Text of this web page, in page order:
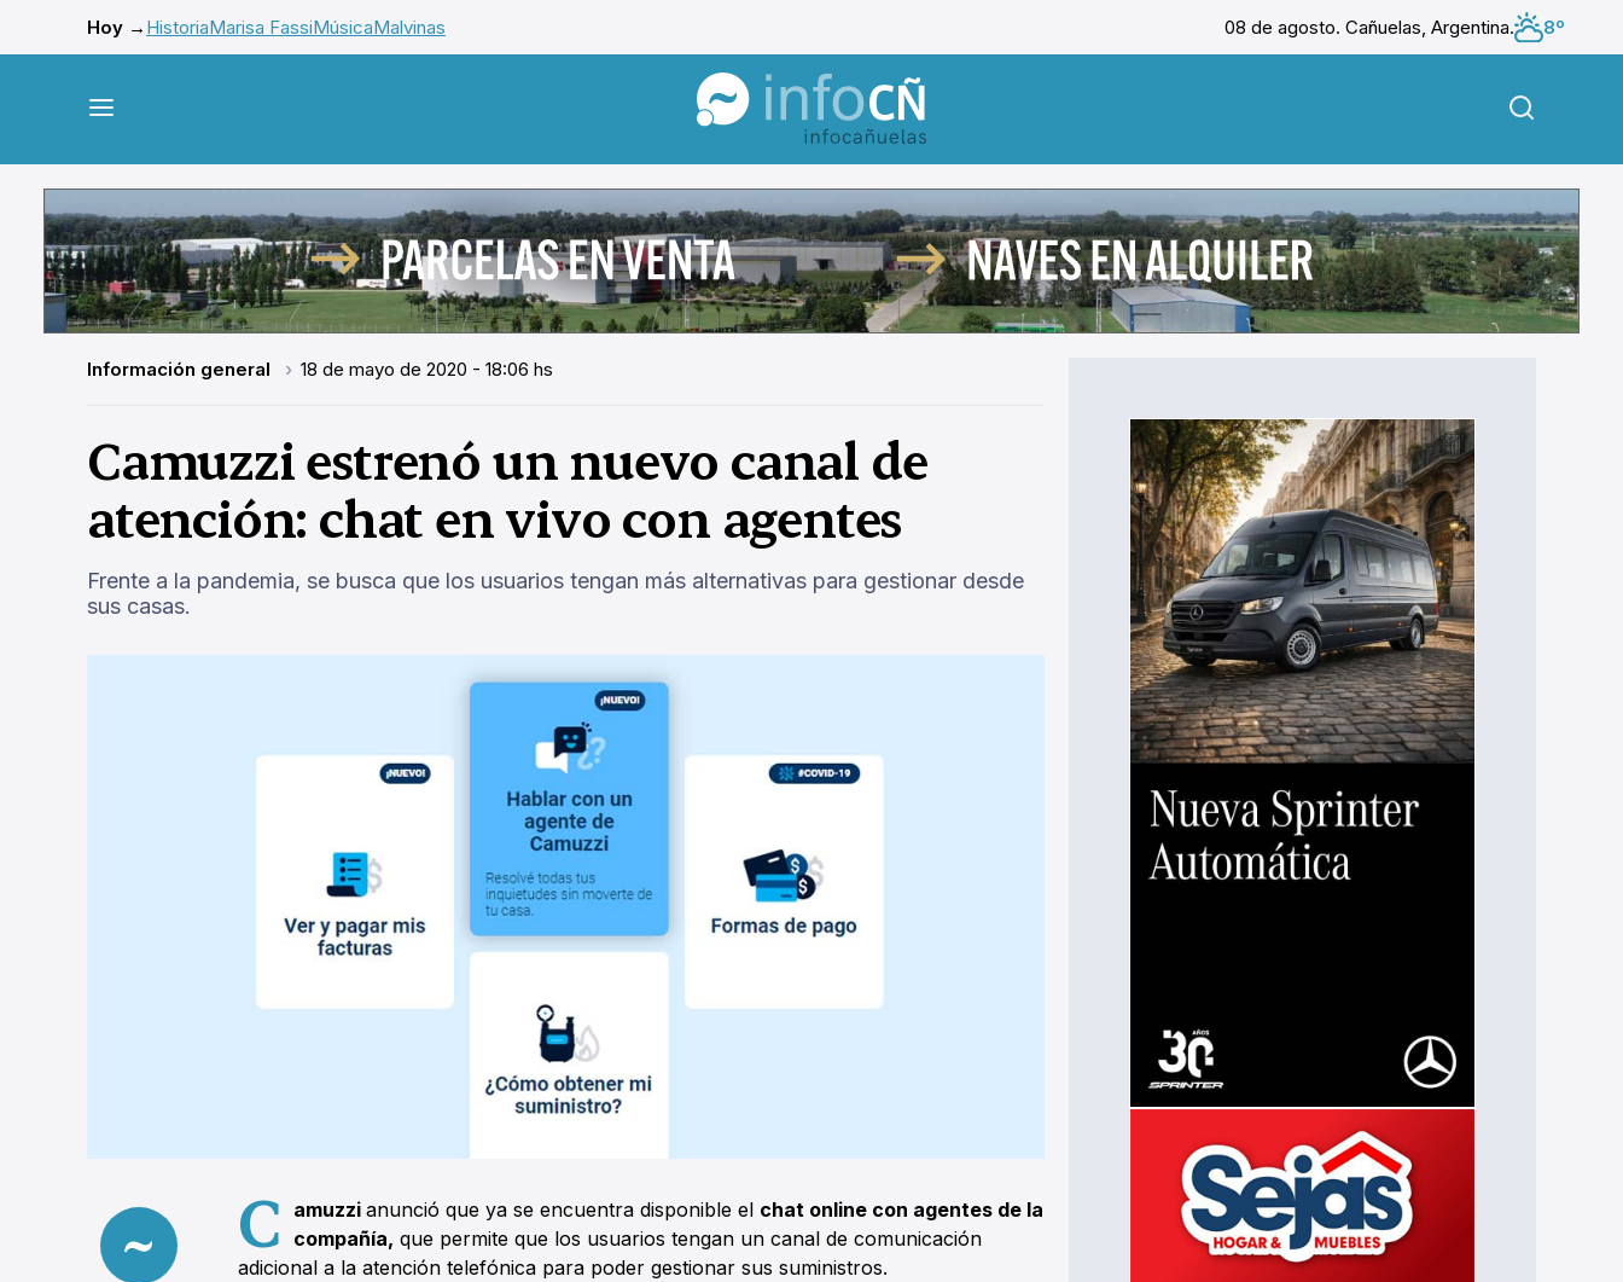
Hoy → HistoriaMarisa FassiMúsicaMalvinas 08 de agosto. Cañuelas, Argentina.
8º
InfoCañuelas
Información general 18 de mayo de 2020 - 18:06 hs
Camuzzi estrenó un nuevo canal de
atención: chat en vivo con agentes
Frente a la pandemia, se busca que los usuarios tengan más alternativas para gestionar desde
sus casas.
C amuzzianunció que ya se encuentra disponible el chat online con agentes de la
compañía, que permite que los usuarios tengan un canal de comunicación
adicional a la atención telefónica para poder gestionar sus suministros.